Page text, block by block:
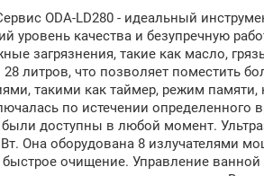
ODA-LD280 - идеальный
качества и безупречную
загрязнения, такие как масло,
литров, что позволяет поместить
такими как таймер, режим памяти,
по истечении определенного
доступны в любой момент.
Она оборудована 8 излучателями
очищение. Управление ванной